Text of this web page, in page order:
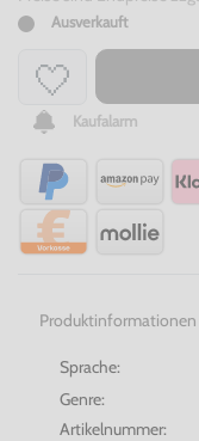
Ausverkauft
Kaufalarm
Produktinformationen
Sprache:
Genre:
Artikelnummer: